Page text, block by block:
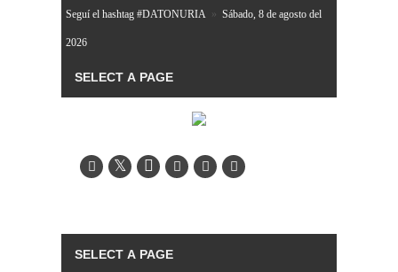
Seguí el hashtag #DATONURIA » Sábado, 8 de agosto del
2026